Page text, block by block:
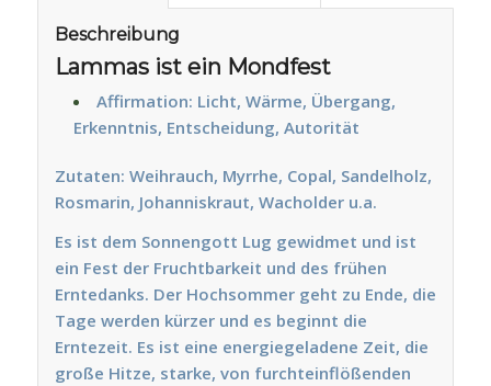
Beschreibung
Lammas ist ein Mondfest
Affirmation: Licht, Wärme, Übergang,
Erkenntnis, Entscheidung, Autorität
Zutaten: Weihrauch, Myrrhe, Copal, Sandelholz,
Rosmarin, Johanniskraut, Wacholder u.a.
Es ist dem Sonnengott Lug gewidmet und ist
ein Fest der Fruchtbarkeit und des frühen
Erntedanks. Der Hochsommer geht zu Ende, die
Tage werden kürzer und es beginnt die
Erntezeit. Es ist eine energiegeladene Zeit, die
große Hitze, starke, von furchteinflößenden